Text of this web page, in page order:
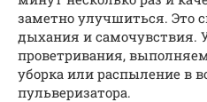
заметно улучшиться. Это
дыхания и самочувствия.
проветривания,
уборка или распыление в
пульверизатора.